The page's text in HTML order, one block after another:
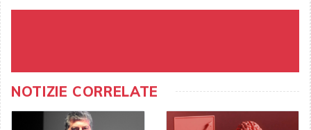
NOTIZIE CORRELATE